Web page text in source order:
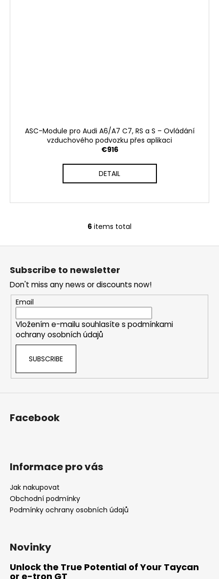
ASC-Module pro Audi A6/A7 C7, RS a S – Ovládání
vzduchového podvozku přes aplikaci
€916
DETAIL
L
i
t
i
n
g
c
o
n
s
6 items total
F
Subscribe to newsletter
Don't miss any news or discounts now!
Email
Vložením e-mailu souhlasíte s podmínkami
ochrany osobních údajů
SUBSCRIBE
Facebook
Informace pro vás
Jak nakupovat
Obchodní podmínky
Podmínky ochrany osobních údajů
Novinky
Unlock the True Potential of Your Taycan
or e-tron GT